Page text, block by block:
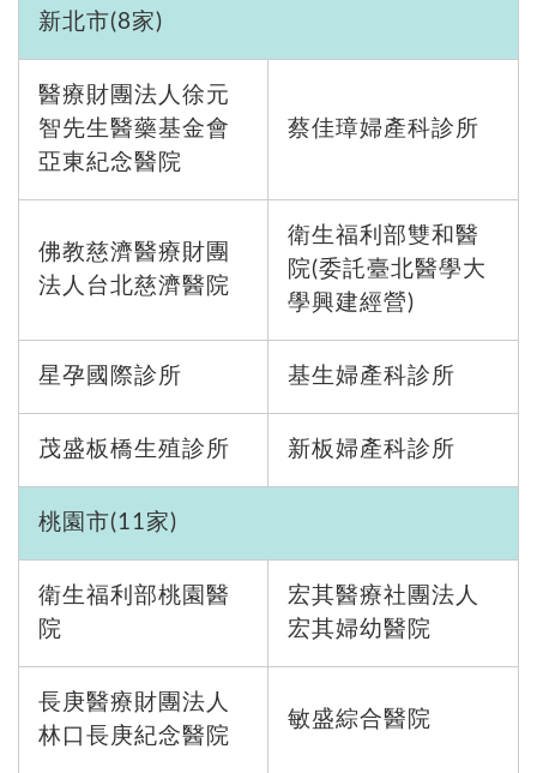
新北市(8家)
醫療財團法人徐元
智先生醫藥基金會
亞東紀念醫院
蔡佳璋婦產科診所
佛教慈濟醫療財團
法人台北慈濟醫院
衛生福利部雙和醫
院(委託臺北醫學大
學興建經營)
星孕國際診所 基生婦產科診所
茂盛板橋生殖診所 新板婦產科診所
桃園市(11家)
衛生福利部桃園醫
院
宏其醫療社團法人
宏其婦幼醫院
長庚醫療財團法人
林口長庚紀念醫院
敏盛綜合醫院